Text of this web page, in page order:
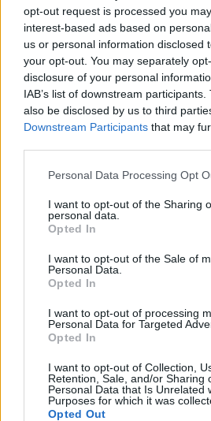
opt-out request is processed you
interest-based ads based on
us or personal information disclosed
your opt-out. You may separately
disclosure of your personal
IAB’s list of downstream
also be disclosed by us to third
Downstream Participants that may
Personal Data Processing Opt
I want to opt-out of the Sharing
personal data.
Opted In
I want to opt-out of the Sale of
Personal Data.
Opted In
I want to opt-out of processing
Personal Data for Targeted
Opted In
I want to opt-out of Collection,
Retention, Sale, and/or Sharing
Personal Data that Is Unrelated
Purposes for which it was
Opted Out
LOZAN
Son modelos pensados para
finas, formas limpias y una estética
cuidada. Gafas fáciles de llevar,
que encajan tanto en el día a día
más especiales. La combinación de
acabado diferente, donde la
el carácter del metal y crea un
Para quienes quieren
Hay diseños que no pasan
precisamente ahí está su fuerza.
líneas geométricas o monturas con
convierten las gafas en una parte
personal.